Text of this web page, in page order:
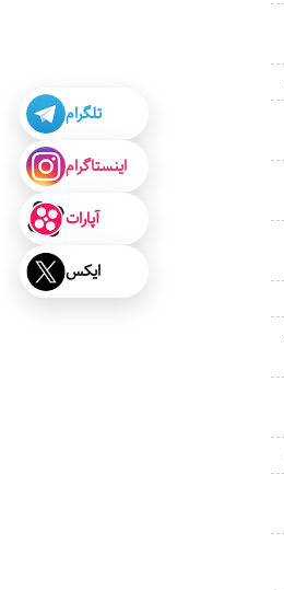
تلگرام
اینستاگرام
آپارات
ایکس